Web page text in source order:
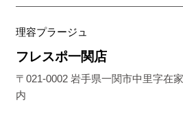
理容プラージュ
フレスポ一関店
〒021-0002 岩手県一関市中里字在
内